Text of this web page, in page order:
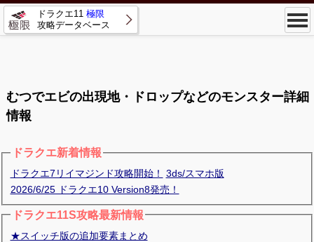
ドラクエ11 極限
攻略データベース
むつでエビの出現地・ドロップなどのモンスター詳細
情報
ドラクエ新着情報
ドラクエ7リイマジンド攻略開始！
3ds/スマホ版
2026/6/25 ドラクエ10 Version8発売！
ドラクエ11S攻略最新情報
★スイッチ版の追加要素まとめ